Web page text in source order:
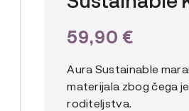
59,90 €
Aura Sustainable
materijala zbog čega
roditeljstva.